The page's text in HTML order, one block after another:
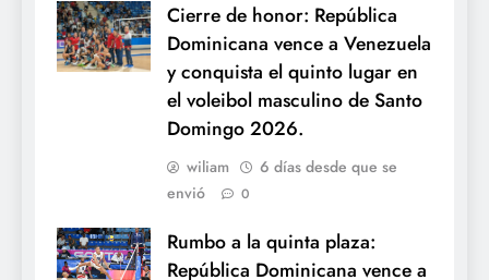
Cierre de honor: República
Dominicana vence a Venezuela
y conquista el quinto lugar en
el voleibol masculino de Santo
Domingo 2026.
wiliam
6 días desde que se
envió
0
Rumbo a la quinta plaza:
República Dominicana vence a